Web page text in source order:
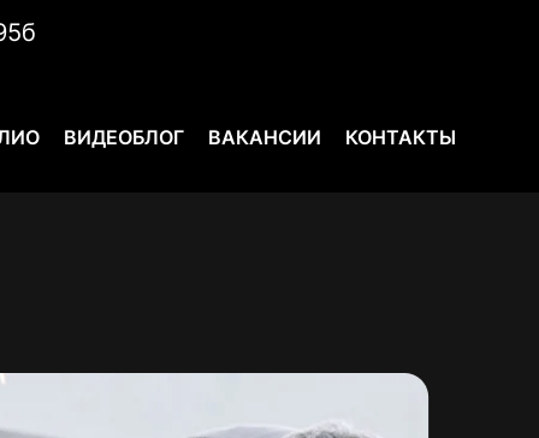
ВИДЕОБЛОГ ВАКАНСИИ КОНТАКТЫ